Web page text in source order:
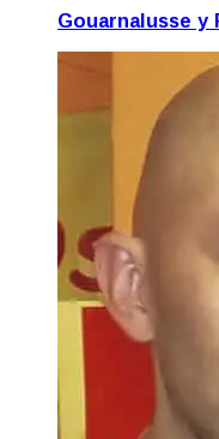
Gouarnalusse